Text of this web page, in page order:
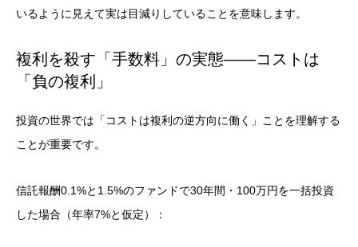
いるように見えて実は目減りしていることを意味します。
複利を殺す「手数料」の実態——コストは
「負の複利」
投資の世界では「コストは複利の逆方向に働く」ことを理解する
ことが重要です。
信託報酬0.1%と1.5%のファンドで30年間・100万円を一括投資
した場合（年率7%と仮定）：